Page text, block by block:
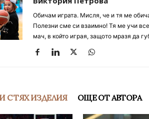
Обичам играта. Мисля, че и тя ме
Полезни сме си взаимно! Тя ме учи
мач, в който играя, защото мразя да
С ТЯХ ИЗДЕЛИЯ ОЩЕ ОТ АВТОРА